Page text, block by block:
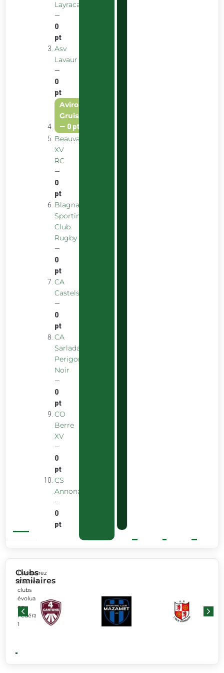
Layracaise
—
0
pt
Asv
Lavaur
—
0
pt
Aviron
Gruissanais
— 0 pt
Beauvais
XV
RC
—
0
pt
Blagnac
Sporting
Club
Rugby
—
0
pt
CA
Castelsarrasinois
—
0
pt
CA
Sarladais
Perigord
Noir
—
0
pt
CO
Berre
XV
—
0
pt
CS
Annonay
—
0
pt
Clubs
similaires
Découvrez
d’autres
clubs
évoluant
en
Fédérale
1